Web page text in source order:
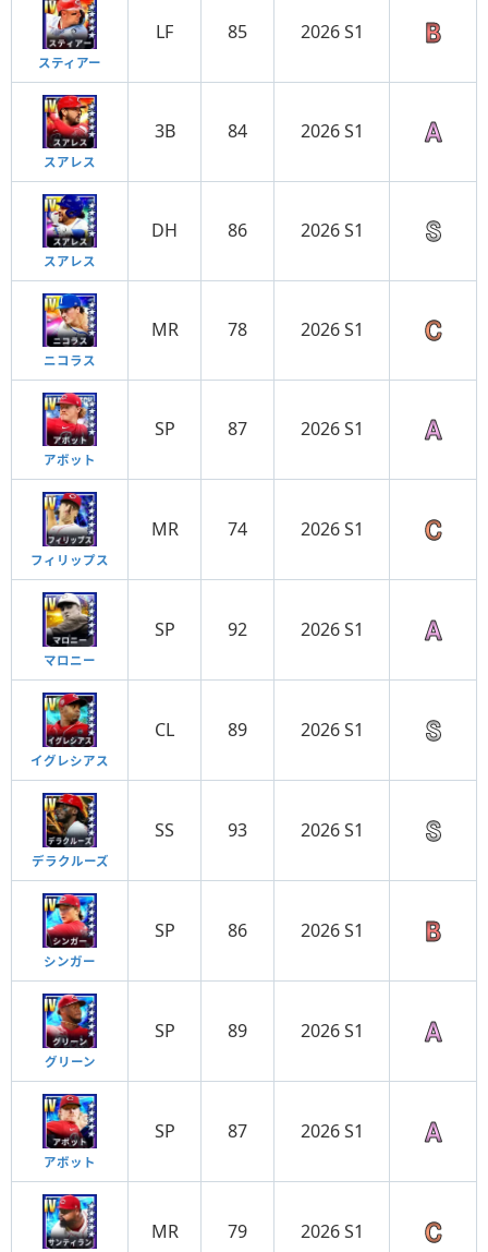
スティアー
LF 85 2026 S1
スアレス
3B 84 2026 S1
スアレス
DH 86 2026 S1
ニコラス
MR 78 2026 S1
アボット
SP 87 2026 S1
フィリップス
MR 74 2026 S1
マロニー
SP 92 2026 S1
イグレシアス
CL 89 2026 S1
デラクルーズ
SS 93 2026 S1
シンガー
SP 86 2026 S1
グリーン
SP 89 2026 S1
アボット
SP 87 2026 S1
MR 79 2026 S1